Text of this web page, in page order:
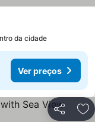
da cidade
Ver preços
Partilhar